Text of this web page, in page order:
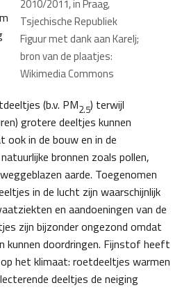
2010/2011, in Praag,
Tsjechische Republiek
Figuur met dank aan Karelj;
bron van de plaatjes:
Wikimedia Commons
(b.v. PM2.5) terwijl
grotere deeltjes kunnen
in de bouw en in de
bronnen zoals pollen,
aarde. Toegenomen
in de lucht zijn waarschijnlijk
en aandoeningen van de
zijn bijzonder ongezond omdat
kunnen doordringen. Fijnstof heeft
het klimaat: roetdeeltjes warmen
deeltjes de neiging